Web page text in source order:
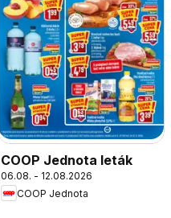
COOP Jednota leták
06.08. - 12.08.2026
COOP Jednota